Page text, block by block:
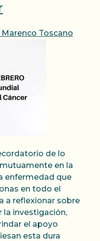
Marenco Toscano
de lo
en la
enfermedad que
en todo el
a reflexionar sobre
la investigación,
el apoyo
esta dura